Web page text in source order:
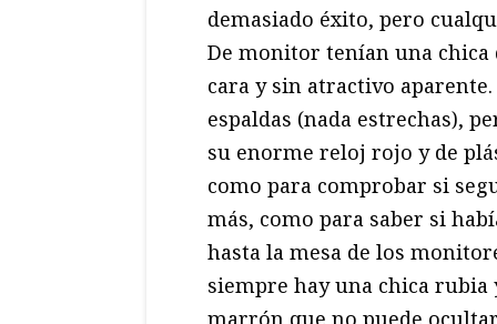
demasiado éxito, pero
De monitor tenían una chica
cara y sin atractivo
espaldas (nada estrechas),
su enorme reloj rojo y de
como para comprobar si
más, como para saber si
hasta la mesa de los
siempre hay una chica rubia
marrón que no puede